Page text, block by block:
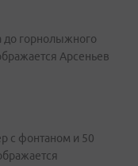
до горнолыжного
Арсеньев
с фонтаном и 50